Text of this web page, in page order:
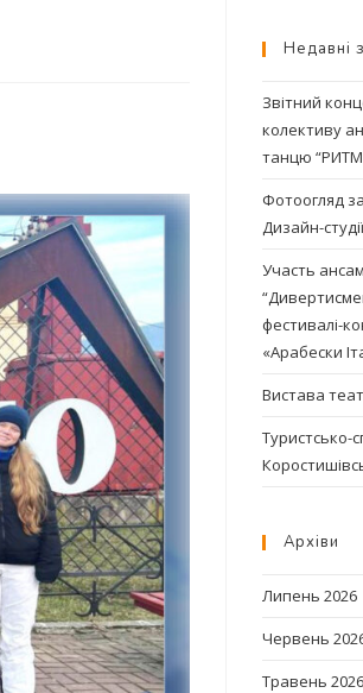
Недавні
Звітний
колективу
танцю
Фотоогляд
Дизайн-
Участь
фестивалі-
«Арабески
Вистава
Туристсько-
Архіви
Липень 2026
Червень
Травень 2026